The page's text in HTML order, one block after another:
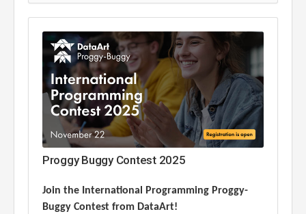
Proggy Buggy Contest 2025
Join the International Programming Proggy-
Buggy Contest from DataArt!